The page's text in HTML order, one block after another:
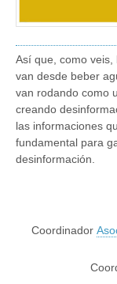
Así que, como
van desde beber
van rodando como
creando
las informaciones
fundamental para
desinformación.
Coordinador